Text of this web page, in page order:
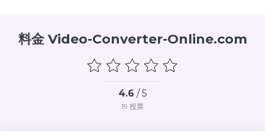
料金 Video-Converter-Online.com
4.6 / 5
19 投票